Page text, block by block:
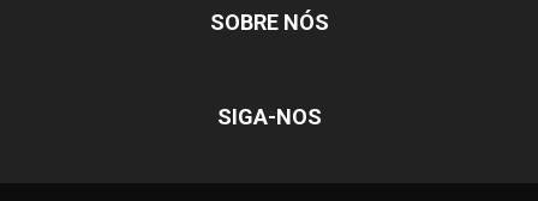
SOBRE NÓS
SIGA-NOS